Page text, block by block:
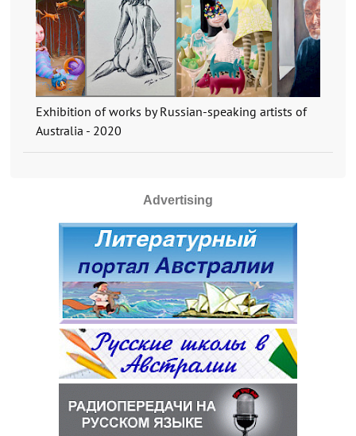
Exhibition of works by Russian-speaking artists of
Australia - 2020
Advertising